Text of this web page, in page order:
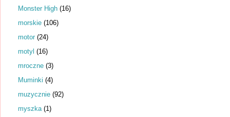
Monster High (16)
morskie (106)
motor (24)
motyl (16)
mroczne (3)
Muminki (4)
muzycznie (92)
myszka (1)